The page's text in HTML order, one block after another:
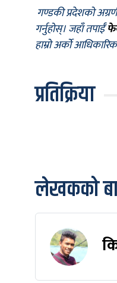
गण्डकी प्रदेशको
गर्नुहोस्। जहाँ तपाईँ
हाम्रो अर्को
प्रतिक्रिया
लेखकको